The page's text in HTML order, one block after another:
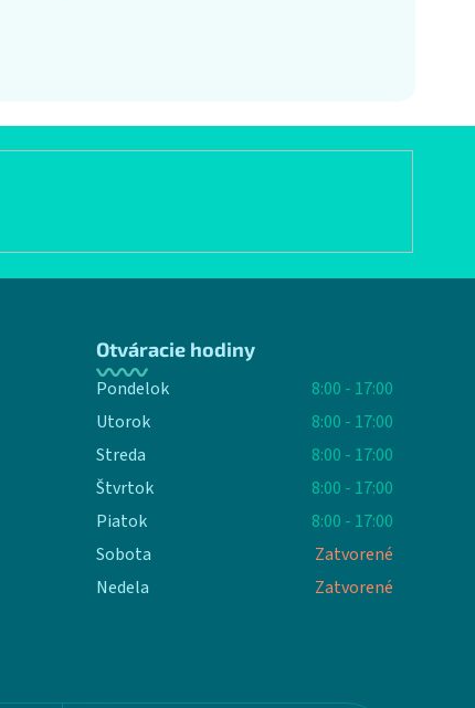
Otváracie hodiny
Pondelok
8:00 - 17:00
Utorok
8:00 - 17:00
Streda
8:00 - 17:00
Štvrtok
8:00 - 17:00
Piatok
8:00 - 17:00
Sobota
Zatvorené
Nedela
Zatvorené